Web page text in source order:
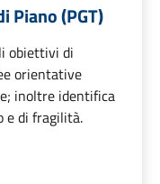
Piano (PGT)
obiettivi di
orientative
inoltre identifica
e di fragilità.